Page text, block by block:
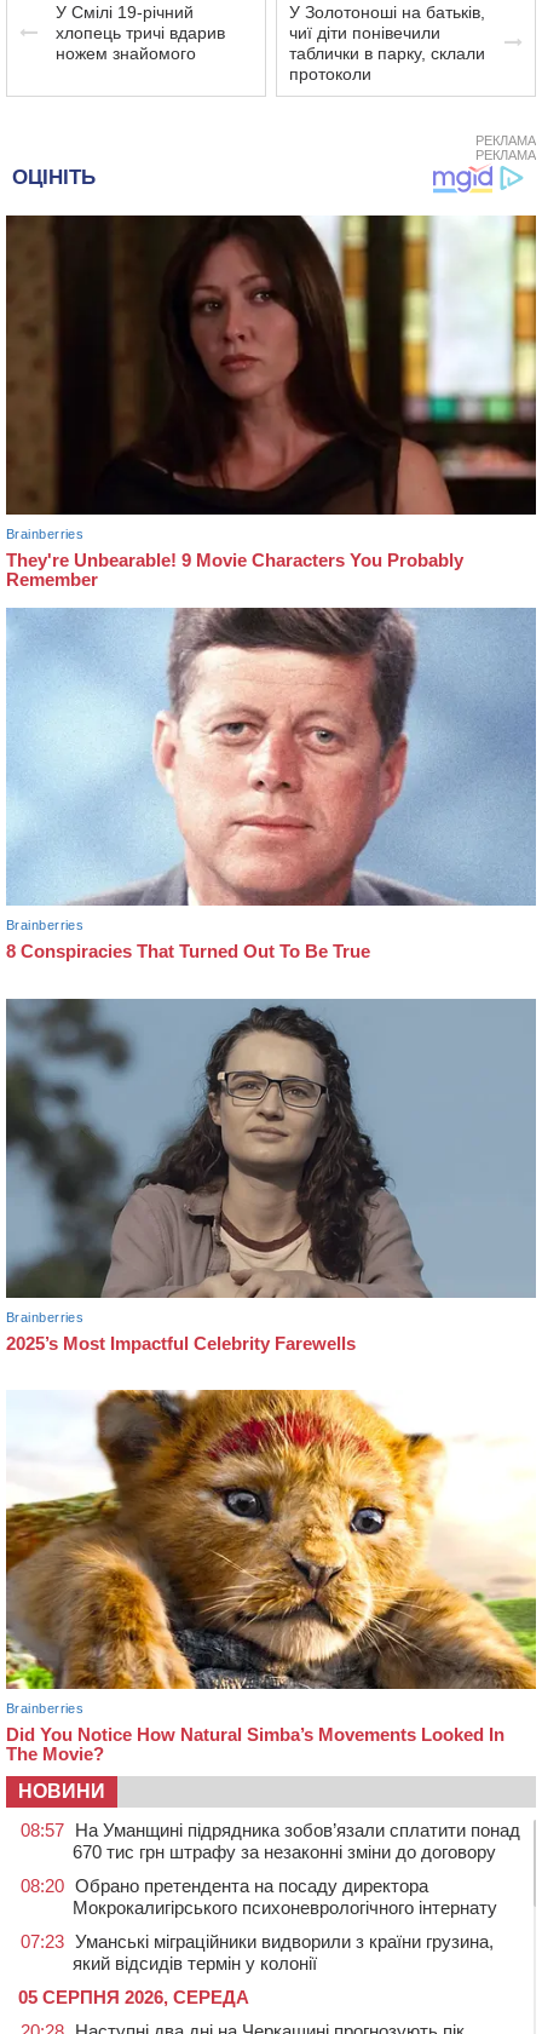
У Смілі 19-річний
хлопець тричі вдарив
ножем знайомого
У Золотоноші на батьків,
чиї діти понівечили
таблички в парку, склали
протоколи
РЕКЛАМА
РЕКЛАМА
НОВИНИ
08:57 На Уманщині підрядника зобов’язали сплатити понад
670 тис грн штрафу за незаконні зміни до договору
08:20 Обрано претендента на посаду директора
Мокрокалигірського психоневрологічного інтернату
07:23 Уманські міграційники видворили з країни грузина,
який відсидів термін у колонії
05 СЕРПНЯ 2026, СЕРЕДА